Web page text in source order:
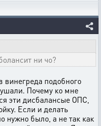
ни чо?
подобного
Почему ко мне
эти дисбалансые ОПС,
Если и делать
нужно было, а не так как